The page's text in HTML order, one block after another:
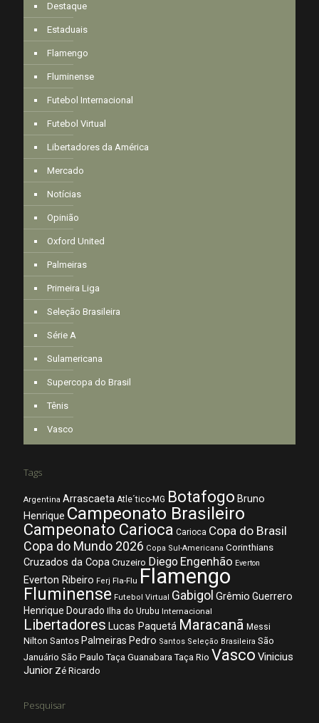
Destaque
Estaduais
Flamengo
Fluminense
Futebol Internacional
Futebol Virtual
Libertadores da América
Mercado
Notícias
Opinião
Oxford United
Palmeiras
Primeira Liga
Seleção Brasileira
Série A
Sulamericana
Supercopa do Brasil
Tênis
Vasco
Tags
Argentina Arrascaeta Atle´tico-MG Botafogo Bruno
Henrique Campeonato Brasileiro
Campeonato Carioca Carioca Copa do Brasil
Copa do Mundo 2026 Copa Sul-Americana Corinthians
Cruzados da Copa Cruzeiro Diego Engenhão Everton
Everton Ribeiro Ferj Fla-Flu Flamengo
Fluminense Futebol Virtual Gabigol Grêmio Guerrero
Henrique Dourado Ilha do Urubu Internacional
Libertadores Lucas Paquetá Maracanã Messi
Nilton Santos Palmeiras Pedro Santos Seleção Brasileira São
Januário São Paulo Taça Guanabara Taça Rio Vasco Vinicius
Junior Zé Ricardo
Pesquisar